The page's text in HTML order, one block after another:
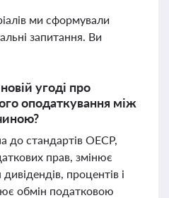
ми сформували
запитання. Ви
угоді про
оподаткування між
до стандартів ОЕСР,
прав, змінює
процентів і
обмін податковою